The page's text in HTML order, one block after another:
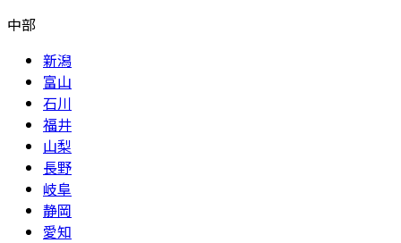
中部
新潟
富山
石川
福井
山梨
長野
岐阜
静岡
愛知